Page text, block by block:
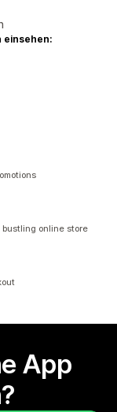
einsehen:
online store
App